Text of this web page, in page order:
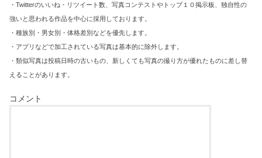
・Twitterのいいね・リツイート数、写真コンテストやトップ１０掲示板、独自性の
強いと思われる作品を中心に採用しております。
・種族別・男女別・体格差別などを優先します。
・アプリなどで加工されている写真は基本的に除外します。
・類似写真は投稿日時の古いもの、新しくても写真の撮り方が優れたものに差し替
えることがあります。
コメント